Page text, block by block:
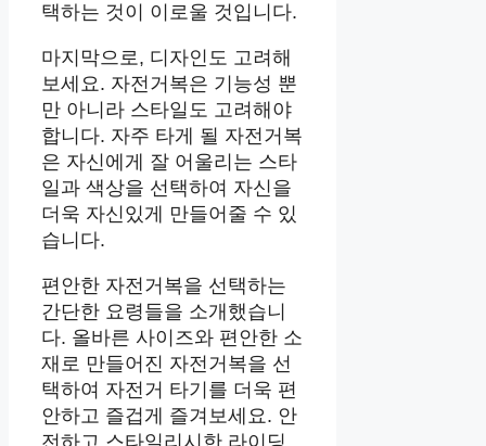
택하는 것이 이로울 것입니다.
마지막으로, 디자인도 고려해
보세요. 자전거복은 기능성 뿐
만 아니라 스타일도 고려해야
합니다. 자주 타게 될 자전거복
은 자신에게 잘 어울리는 스타
일과 색상을 선택하여 자신을
더욱 자신있게 만들어줄 수 있
습니다.
편안한 자전거복을 선택하는
간단한 요령들을 소개했습니
다. 올바른 사이즈와 편안한 소
재로 만들어진 자전거복을 선
택하여 자전거 타기를 더욱 편
안하고 즐겁게 즐겨보세요. 안